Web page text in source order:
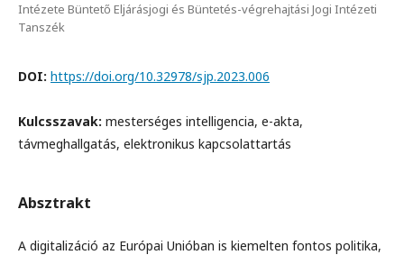
Intézete Büntető Eljárásjogi és Büntetés-végrehajtási Jogi Intézeti
Tanszék
DOI: https://doi.org/10.32978/sjp.2023.006
Kulcsszavak: mesterséges intelligencia, e-akta,
távmeghallgatás, elektronikus kapcsolattartás
Absztrakt
A digitalizáció az Európai Unióban is kiemelten fontos politika,